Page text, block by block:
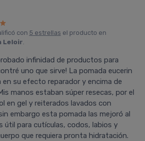
con 5 estrellas el producto en
Leloir.
infinidad de productos para
uno que sirve! La pomada eucerin
en su efecto reparador y encima de
manos estaban súper resecas, por el
en gel y reiterados lavados con
embargo esta pomada las mejoró al
útil para cutí­culas, codos, labios y
que requiera pronta hidratación.